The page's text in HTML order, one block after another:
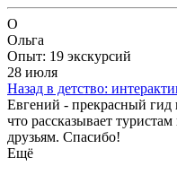
О
Ольга
Опыт: 19 экскурсий
28 июля
Назад в детство:
Евгений - прекрасный гид
что рассказывает
друзьям. Спасибо!
Ещё